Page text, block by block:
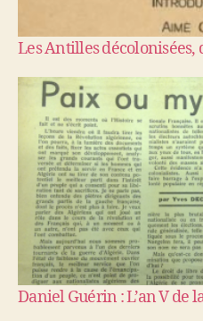
Les Antilles décolonisées,
Daniel Guérin : L’an V de